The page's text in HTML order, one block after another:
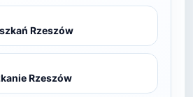
Rzeszów
Rzeszów